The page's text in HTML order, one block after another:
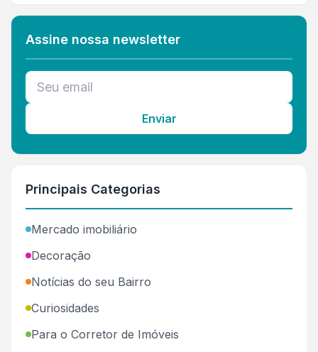
Assine nossa newsletter
Enviar
Principais Categorias
Mercado imobiliário
Decoração
Notícias do seu Bairro
Curiosidades
Para o Corretor de Imóveis